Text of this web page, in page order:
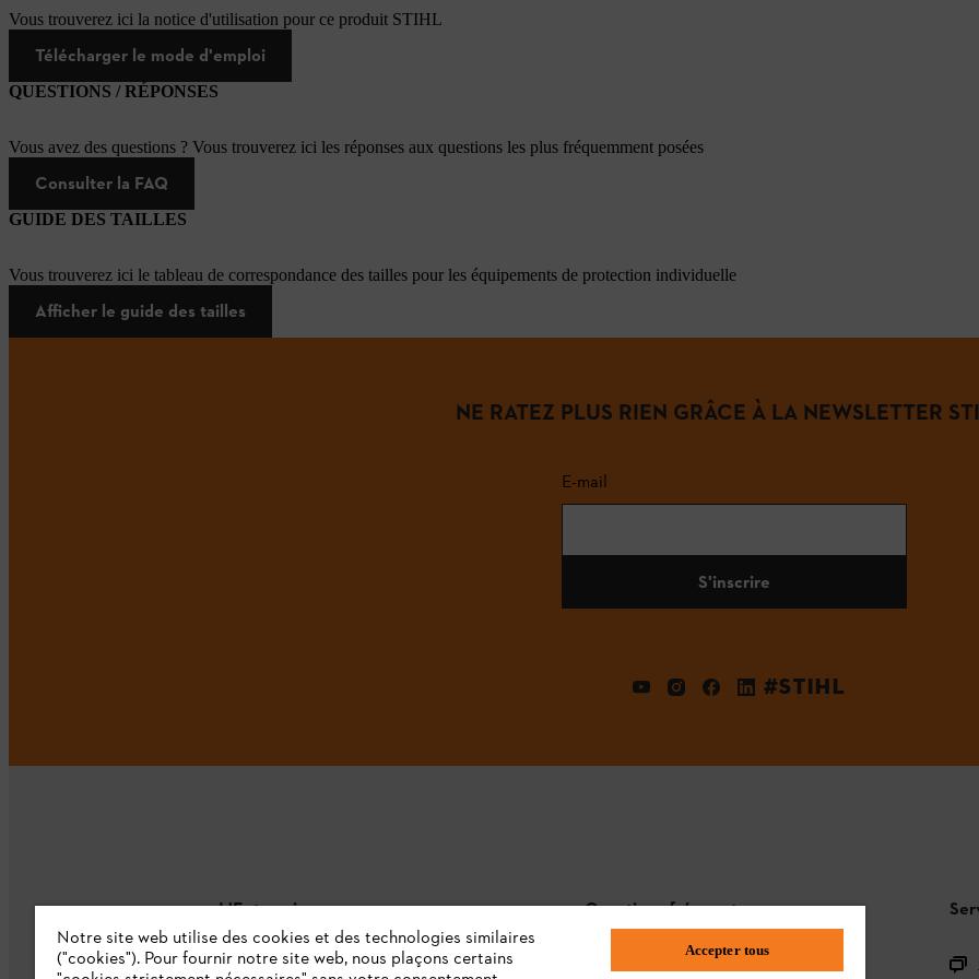
Vous trouverez ici la notice d'utilisation pour ce produit STIHL
Télécharger le mode d'emploi
QUESTIONS / RÉPONSES
Vous avez des questions ? Vous trouverez ici les réponses aux questions les plus fréquemment posées
Consulter la FAQ
GUIDE DES TAILLES
Vous trouverez ici le tableau de correspondance des tailles pour les équipements de protection individuelle
Afficher le guide des tailles
NE RATEZ PLUS RIEN GRÂCE À LA NEWSLETTER
E-mail
S'inscrire
#STIHL
L'Entreprise
À propos de nous
Questions fréquentes
Notre site web utilise des cookies et des technologies similaires
("cookies"). Pour fournir notre site web, nous plaçons certains
Accepter tous